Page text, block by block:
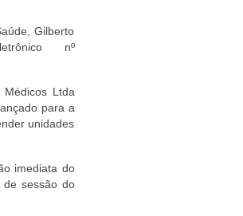
Gilberto
nº
Médicos Ltda
para a
unidades
imediata do
sessão do